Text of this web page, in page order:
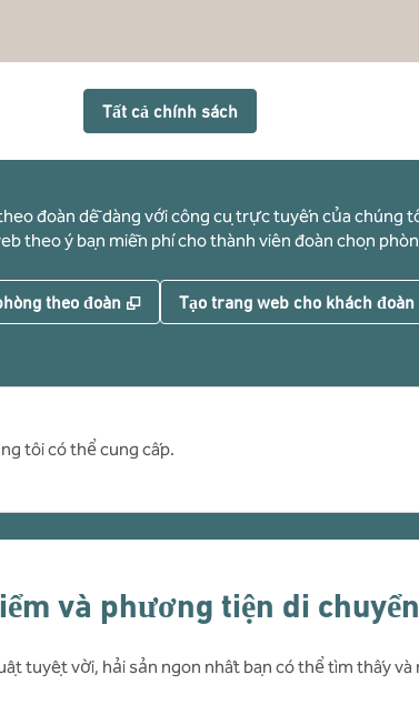
Tất cả chính sách
đoàn dễ dàng với công cụ trực tuyến của
theo ý bạn miễn phí cho thành viên đoàn chọn
theo đoàn , Mở thẻ mới
Tạo trang web cho khách đoàn
tôi có thể cung cấp.
và phương tiện di chuyển
tuyệt vời, hải sản ngon nhất bạn có thể tìm thấy